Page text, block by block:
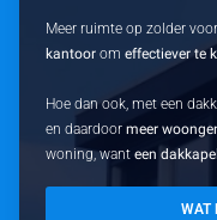
Meer ruimte op zolder
kantoor omeffectiever te
Hoe dan ook, met een
en daardoormeer
woning, wanteen
WAT